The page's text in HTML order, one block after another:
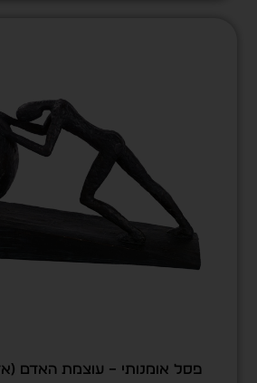
פסל אומנותי – עוצמת האדם